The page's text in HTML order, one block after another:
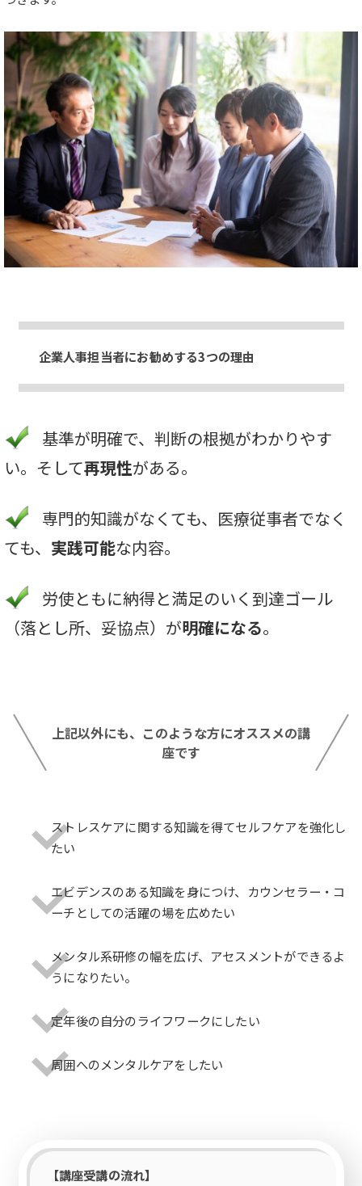
企業人事担当者にお勧めする3つの理由
基準が明確で、判断の根拠がわかりやす
い。そして再現性がある。
専門的知識がなくても、医療従事者でなく
ても、 実践可能な内容。
労使ともに納得と満足のいく到達ゴール
（落とし所、妥協点）が明確になる。
上記以外にも、このような方にオススメの講
座です
ストレスケアに関する知識を得てセルフケアを強化し
たい
エビデンスのある知識を身につけ、カウンセラー・コ
ーチとしての活躍の場を広めたい
メンタル系研修の幅を広げ、アセスメントができるよ
うになりたい。
定年後の自分のライフワークにしたい
周囲へのメンタルケアをしたい
【講座受講の流れ】